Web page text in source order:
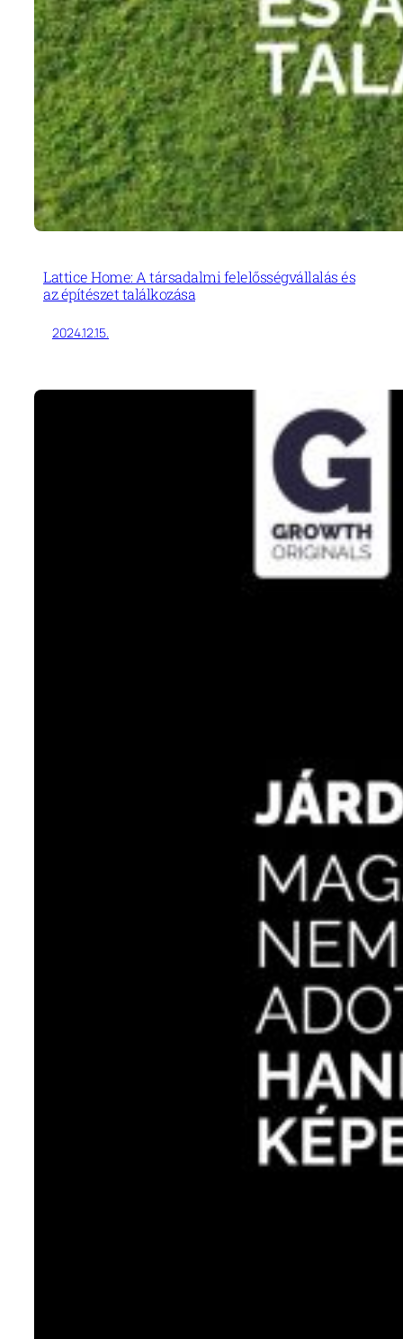
Lattice Home: A társadalmi felelősségvállalás és
az építészet találkozása
2024.12.15.